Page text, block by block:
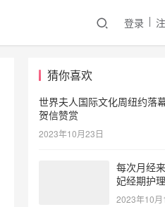
登录
猜你喜欢
世界夫人国际文化周纽约落
贺信赞赏
2023年10月23日
每次月经
妃经期护
航
2023年10月